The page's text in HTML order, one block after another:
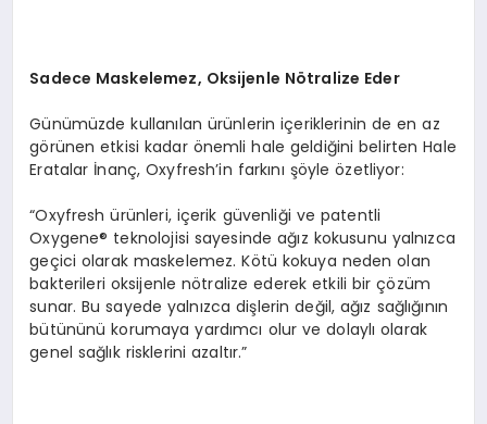
Sadece Maskelemez, Oksijenle Nötralize Eder
Günümüzde kullanılan ürünlerin içeriklerinin de en az
görünen etkisi kadar önemli hale geldiğini belirten Hale
Eratalar İnanç, Oxyfresh’in farkını şöyle özetliyor:
“Oxyfresh ürünleri, içerik güvenliği ve patentli
Oxygene® teknolojisi sayesinde ağız kokusunu yalnızca
geçici olarak maskelemez. Kötü kokuya neden olan
bakterileri oksijenle nötralize ederek etkili bir çözüm
sunar. Bu sayede yalnızca dişlerin değil, ağız sağlığının
bütününü korumaya yardımcı olur ve dolaylı olarak
genel sağlık risklerini azaltır.”